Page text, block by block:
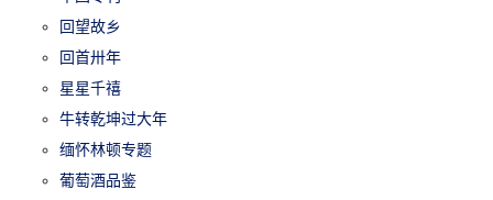
回望故乡
回首卅年
星星千禧
牛转乾坤过大年
缅怀林顿专题
葡萄酒品鉴